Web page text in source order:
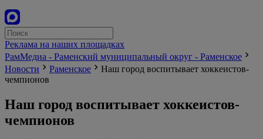
Реклама на наших площадках
РамМедиа - Раменский муниципальный округ - Раменское
Новости
Раменское
Наш город воспитывает хоккеистов-
чемпионов
Наш город воспитывает хоккеистов-
чемпионов